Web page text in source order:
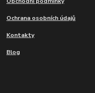
Ochrana osobních údajů
Kontakty
Blog